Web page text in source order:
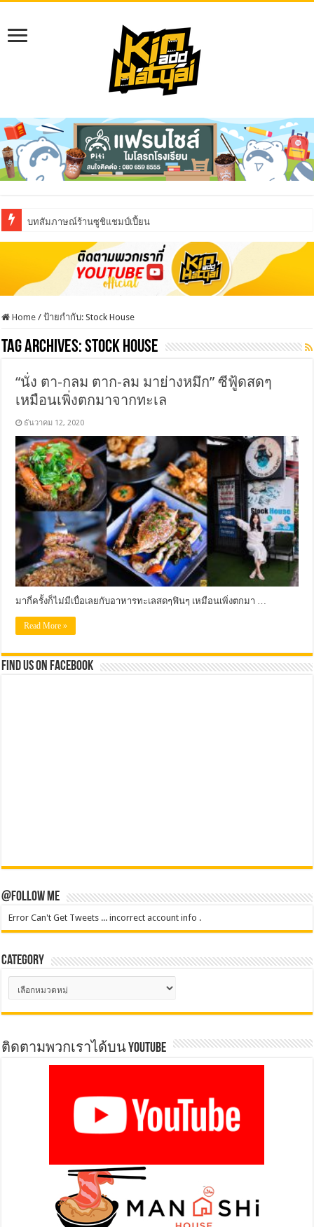
บทสัมภาษณ์ร้านซูชิแชมป์เปี้ยน
Home / ป้ายกำกับ:Stock House
Tag Archives:Stock House
“นั่ง ตา-กลม ตาก-ลม มาย่างหมึก” ซีฟู้ดสดๆ
เหมือนเพิ่งตกมาจากทะเล
ธันวาคม 12, 2020
มากี่ครั้งก็ไม่มีเบื่อเลยกับอาหารทะเลสดๆฟินๆ เหมือนเพิ่งตกมา …
Read More »
Find us on Facebook
@Follow Me
Error Can't Get Tweets ... incorrect account info .
Category
Category
ติดตามพวกเราได้บน YOUTUBE